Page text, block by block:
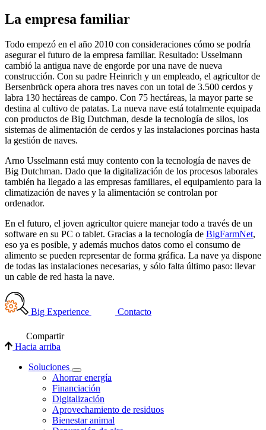
La empresa familiar
Todo empezó en el año 2010 con consideraciones cómo se podría
asegurar el futuro de la empresa familiar. Resultado: Usselmann
cambió la antigua nave de engorde por una nave de nueva
construcción. Con su padre Heinrich y un empleado, el agricultor de
Bersenbrück opera ahora tres naves con un total de 3.500 cerdos y
labra 130 hectáreas de campo. Con 75 hectáreas, la mayor parte se
destina al cultivo de patatas. La nueva nave está totalmente equipada
con productos de Big Dutchman, desde la tecnología de silos, los
sistemas de alimentación de cerdos y las instalaciones porcinas hasta
la gestión de naves.
Arno Usselmann está muy contento con la tecnología de naves de
Big Dutchman. Dado que la digitalización de los procesos laborales
también ha llegado a las empresas familiares, el equipamiento para la
climatización de naves y la alimentación se controlan por
ordenador.
En el futuro, el joven agricultor quiere manejar todo a través de un
software en su PC o tablet. Gracias a la tecnología de BigFarmNet,
eso ya es posible, y además muchos datos como el consumo de
alimento se pueden representar de forma gráfica. La nave ya dispone
de todas las instalaciones necesarias, y sólo falta último paso: llevar
un cable de red hasta la nave.
Big Experience Contacto
Compartir
Hacia arriba
Soluciones
Ahorrar energía
Financiación
Digitalización
Aprovechamiento de residuos
Bienestar animal